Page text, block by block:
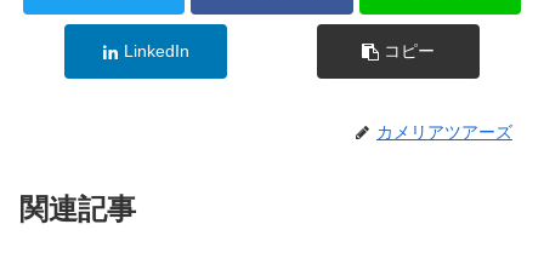
LinkedIn コピー
カメリアツアーズ
関連記事